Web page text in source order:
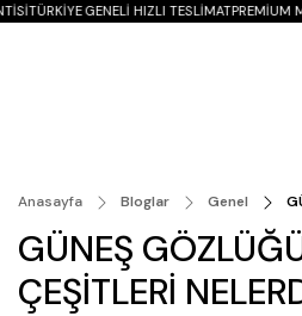
TÜRKIYE GENELI HIZLI TESLIMATPREMIUM
Anasayfa Bloglar Genel
GÜNEŞ
ÇEŞİTLERİ